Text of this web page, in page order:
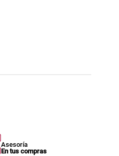
Asesoría
En tus compras